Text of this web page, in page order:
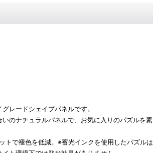
レードシェイプパネルです。
のナチュラルパネルで、お気に入りのパズルを素
トで褪色を低減。※蓄光インクを使用したパズルは